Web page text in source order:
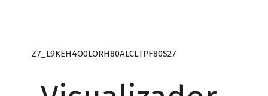
Z7_L9KEH4O0LORH80ALCLTPF80S27